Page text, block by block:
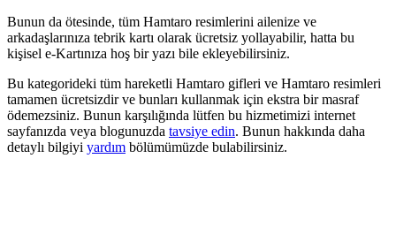
Bunun da ötesinde, tüm Hamtaro resimlerini ailenize ve
arkadaşlarınıza tebrik kartı olarak ücretsiz yollayabilir, hatta bu
kişisel e-Kartınıza hoş bir yazı bile ekleyebilirsiniz.
Bu kategorideki tüm hareketli Hamtaro gifleri ve Hamtaro resimleri
tamamen ücretsizdir ve bunları kullanmak için ekstra bir masraf
ödemezsiniz. Bunun karşılığında lütfen bu hizmetimizi internet
sayfanızda veya blogunuzda tavsiye edin. Bunun hakkında daha
detaylı bilgiyi yardım bölümümüzde bulabilirsiniz.